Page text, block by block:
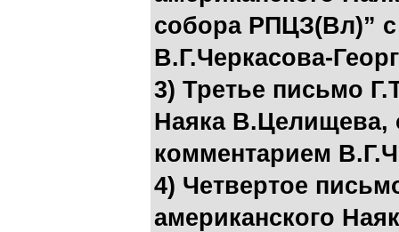
собора РПЦЗ(Вл)”
В.Г.Черкасова-
3) Третье письмо
Наяка В.Целищева,
комментарием
4) Четвертое
американского